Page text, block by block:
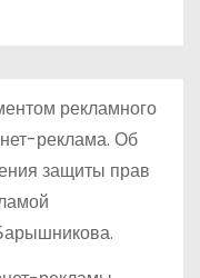
рекламного
реклама. Об
защиты прав